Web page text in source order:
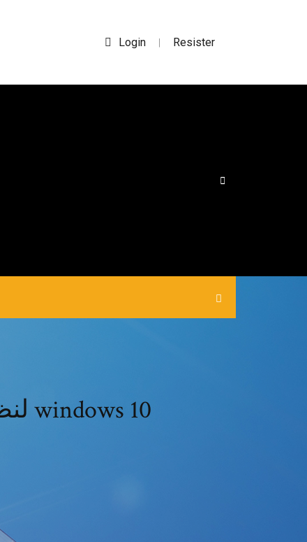
Login | Resister
تحميل حزمة تحويل قوس windows لنظام التشغيل windows 10